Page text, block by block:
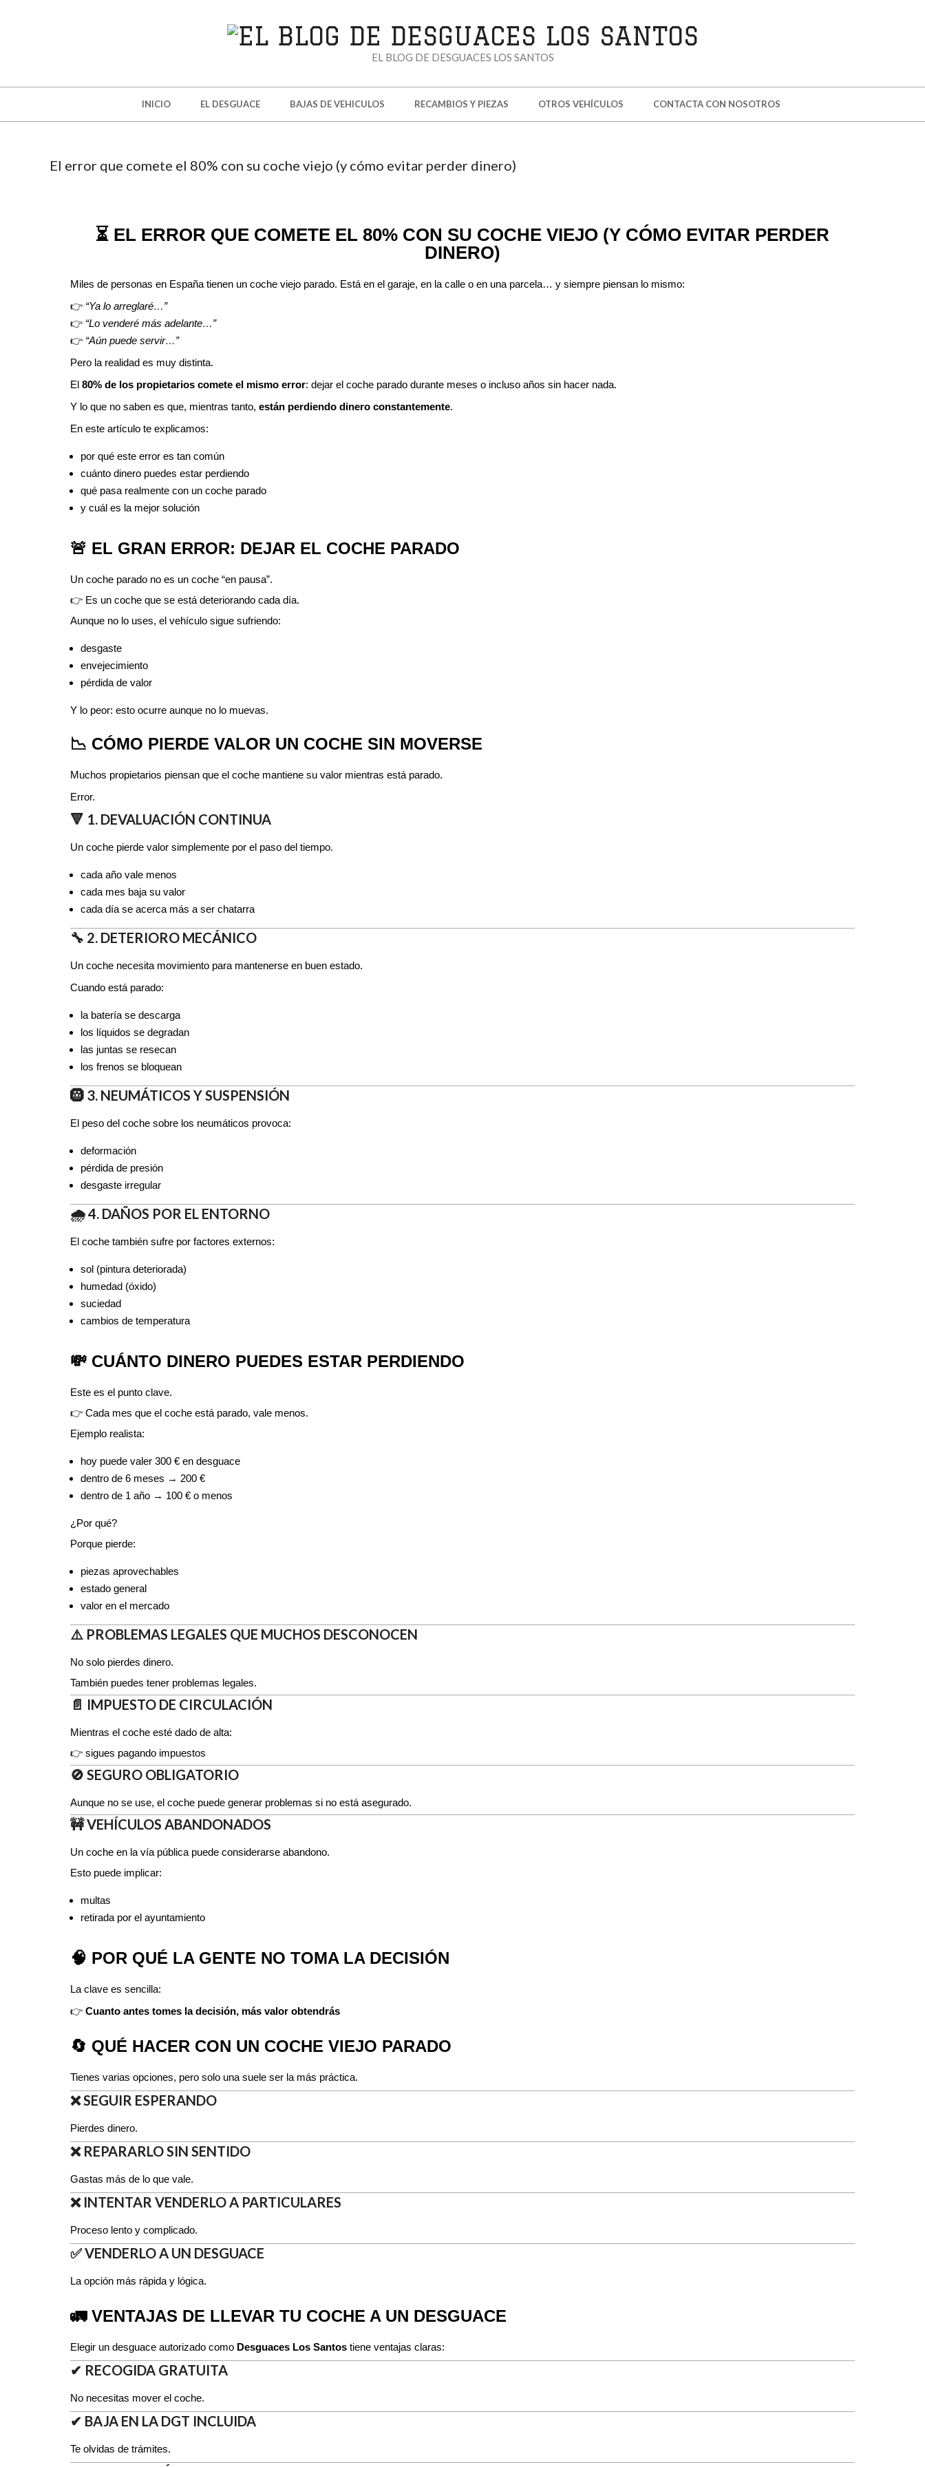
BLOG
DE
LOS
EL BLOG DE DESGUACES LOS SANTOS
INICIO EL DESGUACE BAJAS DE VEHICULOS RECAMBIOS Y PIEZAS OTROS VEHÍCULOS CONTACTA CON NOSOTROS
El error que comete el 80% con su coche viejo (y cómo evitar perder dinero)
⏳ EL ERROR QUE COMETE EL 80% CON SU COCHE VIEJO (Y CÓMO EVITAR PERDER
DINERO)
Miles de personas en España tienen un coche viejo parado. Está en el garaje, en la calle o en una parcela… y siempre piensan lo mismo:
👉 “Ya lo arreglaré…”
👉 “Lo venderé más adelante…”
👉 “Aún puede servir…”
Pero la realidad es muy distinta.
El 80% de los propietarios comete el mismo error: dejar el coche parado durante meses o incluso años sin hacer nada.
Y lo que no saben es que, mientras tanto, están perdiendo dinero constantemente.
En este artículo te explicamos:
por qué este error es tan común
cuánto dinero puedes estar perdiendo
qué pasa realmente con un coche parado
y cuál es la mejor solución
🚨 EL GRAN ERROR: DEJAR EL COCHE PARADO
Un coche parado no es un coche “en pausa”.
👉 Es un coche que se está deteriorando cada día.
Aunque no lo uses, el vehículo sigue sufriendo:
desgaste
envejecimiento
pérdida de valor
Y lo peor: esto ocurre aunque no lo muevas.
📉 CÓMO PIERDE VALOR UN COCHE SIN MOVERSE
Muchos propietarios piensan que el coche mantiene su valor mientras está parado.
Error.
🔻 1. DEVALUACIÓN CONTINUA
Un coche pierde valor simplemente por el paso del tiempo.
cada año vale menos
cada mes baja su valor
cada día se acerca más a ser chatarra
🔧 2. DETERIORO MECÁNICO
Un coche necesita movimiento para mantenerse en buen estado.
Cuando está parado:
la batería se descarga
los líquidos se degradan
las juntas se resecan
los frenos se bloquean
🛞 3. NEUMÁTICOS Y SUSPENSIÓN
El peso del coche sobre los neumáticos provoca:
deformación
pérdida de presión
desgaste irregular
🌧️ 4. DAÑOS POR EL ENTORNO
El coche también sufre por factores externos:
sol (pintura deteriorada)
humedad (óxido)
suciedad
cambios de temperatura
💸 CUÁNTO DINERO PUEDES ESTAR PERDIENDO
Este es el punto clave.
👉 Cada mes que el coche está parado, vale menos.
Ejemplo realista:
hoy puede valer 300 € en desguace
dentro de 6 meses → 200 €
dentro de 1 año → 100 € o menos
¿Por qué?
Porque pierde:
piezas aprovechables
estado general
valor en el mercado
⚠️ PROBLEMAS LEGALES QUE MUCHOS DESCONOCEN
No solo pierdes dinero.
También puedes tener problemas legales.
📄 IMPUESTO DE CIRCULACIÓN
Mientras el coche esté dado de alta:
👉 sigues pagando impuestos
🚫 SEGURO OBLIGATORIO
Aunque no se use, el coche puede generar problemas si no está asegurado.
🚧 VEHÍCULOS ABANDONADOS
Un coche en la vía pública puede considerarse abandono.
Esto puede implicar:
multas
retirada por el ayuntamiento
🧠 POR QUÉ LA GENTE NO TOMA LA DECISIÓN
La clave es sencilla:
👉 Cuanto antes tomes la decisión, más valor obtendrás
🔄 QUÉ HACER CON UN COCHE VIEJO PARADO
Tienes varias opciones, pero solo una suele ser la más práctica.
❌ SEGUIR ESPERANDO
Pierdes dinero.
❌ REPARARLO SIN SENTIDO
Gastas más de lo que vale.
❌ INTENTAR VENDERLO A PARTICULARES
Proceso lento y complicado.
✅ VENDERLO A UN DESGUACE
La opción más rápida y lógica.
🚛 VENTAJAS DE LLEVAR TU COCHE A UN DESGUACE
Elegir un desguace autorizado como Desguaces Los Santos tiene ventajas claras:
✔ RECOGIDA GRATUITA
No necesitas mover el coche.
✔ BAJA EN LA DGT INCLUIDA
Te olvidas de trámites.